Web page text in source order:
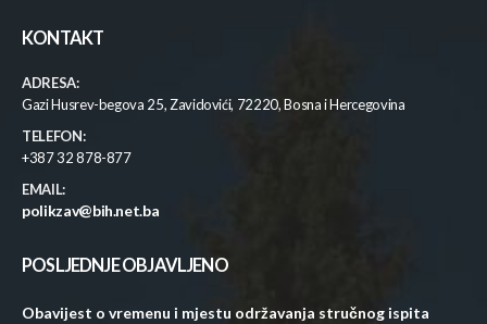
KONTAKT
ADRESA:
Gazi Husrev-begova 25, Zavidovići, 72220, Bosna i Hercegovina
TELEFON:
+387 32 878-877
EMAIL:
polikzav@bih.net.ba
POSLJEDNJE OBJAVLJENO
Obavijest o vremenu i mjestu održavanja stručnog ispita